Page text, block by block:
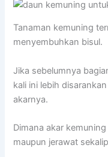
Tanaman kemuning
menyembuhkan bisul.
Jika sebelumnya
kali ini lebih
akarnya.
Dimana akar
maupun jerawat